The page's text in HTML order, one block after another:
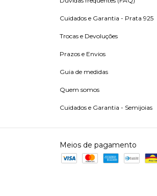
Cuidados e Garantia - Prata 925
Trocas e Devoluções
Prazos e Envios
Guia de medidas
Quem somos
Cuidados e Garantia - Semijoias
Meios de pagamento